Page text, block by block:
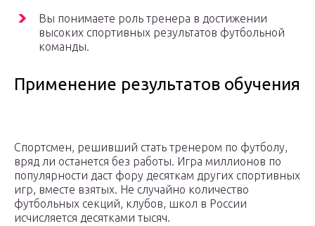
Вы понимаете роль тренера в достижении
высоких спортивных результатов футбольной
команды.
Применение результатов обучения
Спортсмен, решивший стать тренером по футболу,
вряд ли останется без работы. Игра миллионов по
популярности даст фору десяткам других спортивных
игр, вместе взятых. Не случайно количество
футбольных секций, клубов, школ в России
исчисляется десятками тысяч.